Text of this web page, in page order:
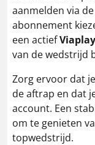
aanmelden via
abonnement
een actiefViaplay
van de wedstrijd
Zorg ervoor dat
de aftrap en dat
account. Een
om te genieten
topwedstrijd.